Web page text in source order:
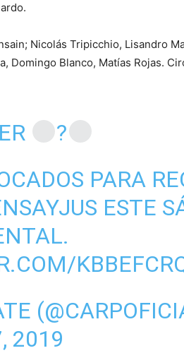
Nicolás Tripicchio, Lisandro
Domingo Blanco, Matías Rojas.
?
PARA
ESTE
2019